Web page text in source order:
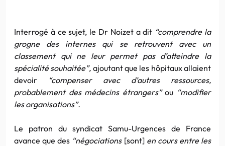
Interrogé à ce sujet, le Dr Noizet a dit “comprendre la
grogne des internes qui se retrouvent avec un
classement qui ne leur permet pas d’atteindre la
spécialité souhaitée”, ajoutant que les hôpitaux allaient
devoir
“compenser avec d’autres ressources,
probablement des médecins étrangers”ou “modifier
les organisations”.
Le patron du syndicat Samu-Urgences de France
avance que des “négociations [sont]en cours entre les